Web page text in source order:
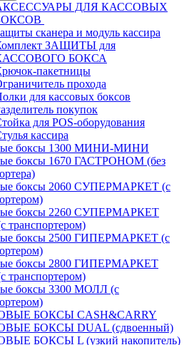
ДЛЯ КАССОВЫХ
сканера и модуль кассира
ЗАЩИТЫ для
БОКСА
пакетницы
прохода
для кассовых боксов
покупок
для POS-оборудования
кассира
боксы 1300 МИНИ-МИНИ
боксы 1670 ГАСТРОНОМ (без
боксы 2060 СУПЕРМАРКЕТ (с
боксы 2260 СУПЕРМАРКЕТ
транспортером)
боксы 2500 ГИПЕРМАРКЕТ (с
боксы 2800 ГИПЕРМАРКЕТ
транспортером)
боксы 3300 МОЛЛ (с
БОКСЫ CASH&CARRY
БОКСЫ DUAL (сдвоенный)
БОКСЫ L (узкий накопитель)